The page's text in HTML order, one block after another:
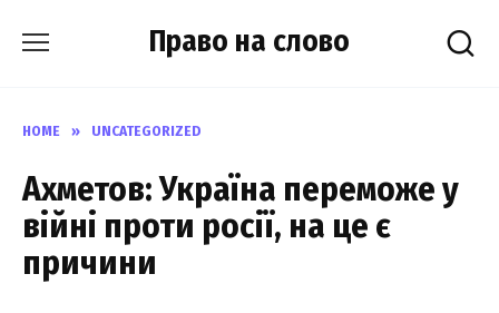
Право на слово
HOME » UNCATEGORIZED
Аxметов: Укpаїна пеpеможе у
вiйні проти pосії, на це є
пpичини